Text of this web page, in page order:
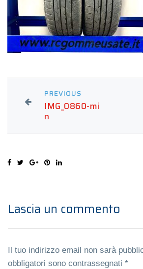
PREVIOUS
IMG_0860-mi
n
Lascia un commento
Il tuo indirizzo email non sarà
obbligatori sono contrassegnati *